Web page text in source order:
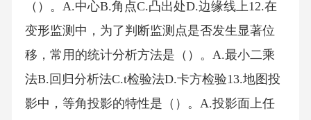
（）。A.中心B.角点C.凸出处D.边缘线上12.在
变形监测中，为了判断监测点是否发生显著位
移，常用的统计分析方法是（）。A.最小二乘
法B.回归分析法C.t检验法D.卡方检验13.地图投
影中，等角投影的特性是（）。A.投影面上任